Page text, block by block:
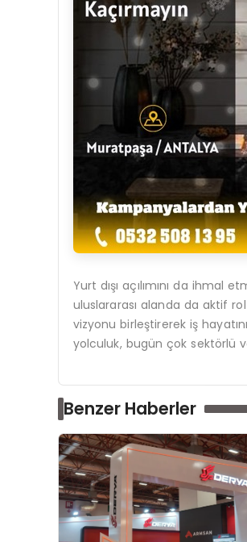
Yurt dışı açılımını da ihmal
uluslararası alanda da aktif
vizyonu birleştirerek iş
yolculuk, bugün çok sektörlü
Benzer Haberler